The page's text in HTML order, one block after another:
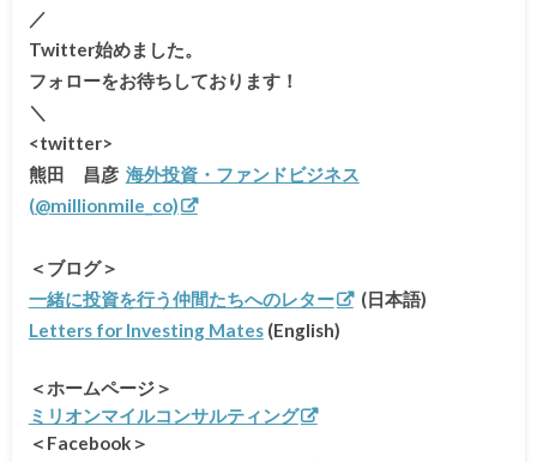
／
Twitter始めました。
フォローをお待ちしております！
＼
<twitter>
熊田 昌彦 海外投資・ファンドビジネス
(@millionmile_co)
＜ブログ＞
一緒に投資を行う仲間たちへのレター
(日本語)
Letters for Investing Mates(English)
＜ホームページ＞
ミリオンマイルコンサルティング
＜Facebook＞